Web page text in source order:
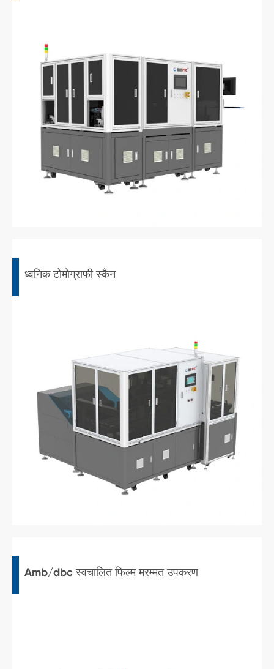
ध्वनिक टोमोग्राफी स्कैन
Amb/dbc स्वचालित फिल्म मरम्मत उपकरण